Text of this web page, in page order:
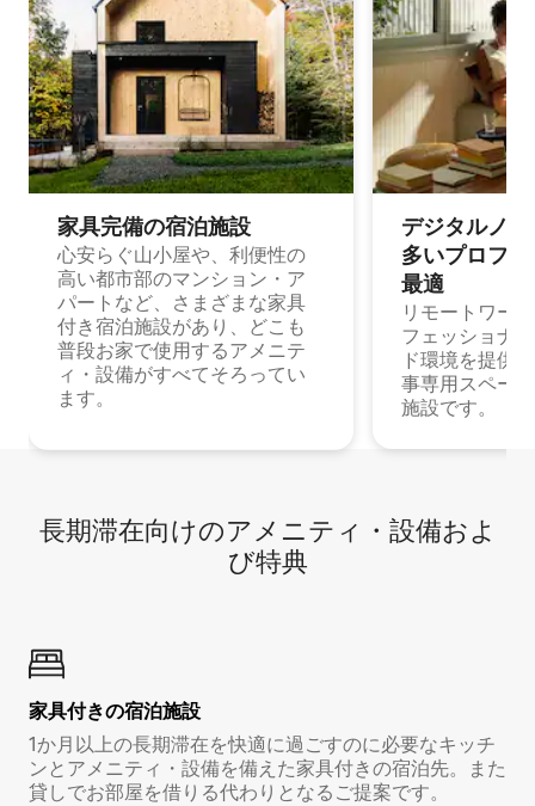
家具完備の宿⁠泊⁠施⁠設
心安らぐ山小屋や、利便性の
高い都市部のマンション・ア
パートなど、さまざまな家具
付き宿泊施設があり、どこも
普段お家で使用するアメニテ
ィ・設備がすべてそろってい
ます。
デジタルノ
多⁠いプ⁠ロ⁠フ⁠
最⁠適
リモートワー
フェッショナ
ド環境を提供
事専用スペー
施設です。
長期滞在向け⁠のア⁠メ⁠ニ⁠テ⁠ィ⁠・設⁠備⁠およ
び特⁠典
家具付き⁠の宿⁠泊⁠施⁠設
1か月以上の長期滞在を快適に過ごすのに必要なキッチ
ンとアメニティ・設備を備えた家具付きの宿泊先。また
貸しでお部屋を借りる代わりとなるご提案です。